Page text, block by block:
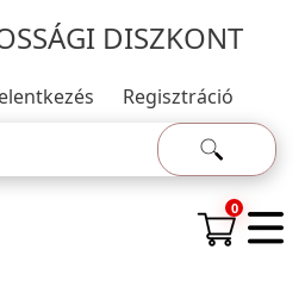
DISZKONT
Regisztráció
0